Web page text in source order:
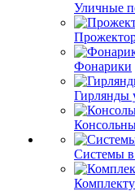
Уличные
Фонарики
Гирлянды
Системы в